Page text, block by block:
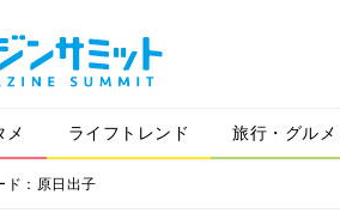
メ ライフトレンド 旅行・グルメ
ド：原日出子